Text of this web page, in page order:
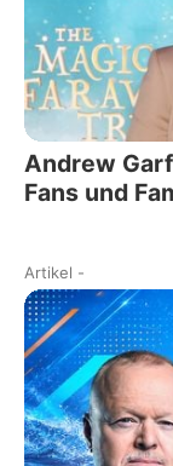
Andrew
Fans und
Artikel -